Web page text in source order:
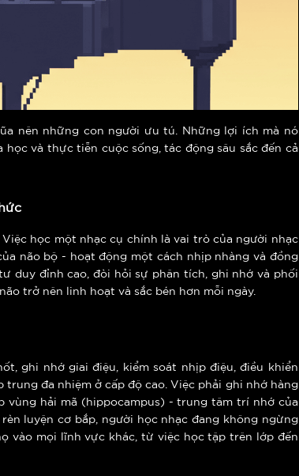
nên những con người ưu tú. Những lợi ích mà nó
và thực tiễn cuộc sống, tác động sâu sắc đến cả
học một nhạc cụ chính là vai trò của người nhạc
não bộ - hoạt động một cách nhịp nhàng và đồng
duy đỉnh cao, đòi hỏi sự phân tích, ghi nhớ và phối
trở nên linh hoạt và sắc bén hơn mỗi ngày.
ghi nhớ giai điệu, kiểm soát nhịp điệu, điều khiển
đa nhiệm ở cấp độ cao. Việc phải ghi nhớ hàng
vùng hải mã (hippocampus) - trung tâm trí nhớ của
luyện cơ bắp, người học nhạc đang không ngừng
vào mọi lĩnh vực khác, từ việc học tập trên lớp đến